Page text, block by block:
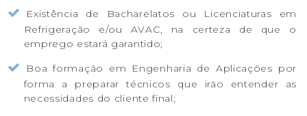
Existência de Bacharelatos ou Licenciaturas em
Refrigeração e/ou AVAC, na certeza de que o
emprego estará garantido;
Boa formação em Engenharia de Aplicações por
forma a preparar técnicos que irão entender as
necessidades do cliente final;